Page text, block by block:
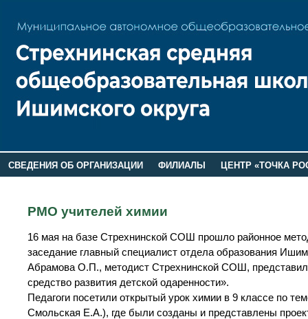
СВЕДЕНИЯ ОБ ОРГАНИЗАЦИИ ФИЛИАЛЫ
ЦЕНТР «ТОЧКА
РМО учителей химии
16 мая на базе Стрехнинской СОШ прошло районное
заседание главный специалист отдела образования
Абрамова О.П., методист Стрехнинской СОШ,
средство развития детской одаренности».
Педагоги посетили открытый урок химии в 9 классе по
Смольская Е.А.), где были созданы и представлены